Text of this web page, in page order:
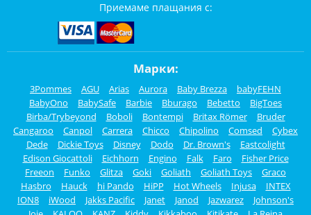
Приемаме плащания с:
Марки:
3Pommes AGU Arias Aurora Baby Brezza
babyFEHN
BabyOno
BabySafe Barbie Bburago Bebetto
BigToes
Birba/Trybeyond
Boboli Bontempi Britax Römer
Bruder
Cangaroo
Canpol Carrera Chicco Chipolino Comsed
Cybex
Dede
Dickie Toys Disney Dodo Dr. Brown's
Eastcolight
Edison Giocattoli
Eichhorn Engino Falk Faro
Fisher Price
Freeon
Funko Glitza Goki Goliath Goliath Toys
Graco
Hasbro
Hauck hi Pando HiPP Hot Wheels Injusa
INTEX
ION8
iWood Jakks Pacific Janet Janod Jazwarez
Johnson's